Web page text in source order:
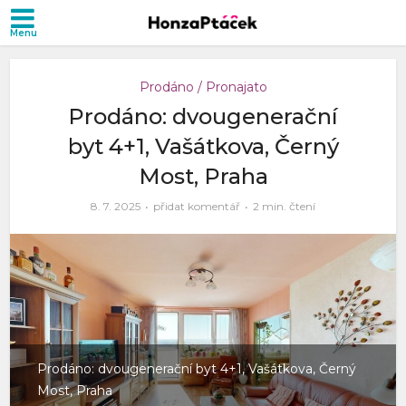
Prodáno / Pronajato
Prodáno: dvougenerační
byt 4+1, Vašátkova, Černý
Most, Praha
8. 7. 2025 přidat komentář 2 min. čtení
Prodáno: dvougenerační byt 4+1, Vašátkova, Černý
Most, Praha